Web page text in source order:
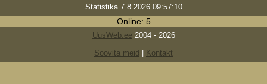
Statistika 7.8.2026 09:57:10
Online: 5
UusWeb.ee2004 - 2026
Soovita meid
Kontakt